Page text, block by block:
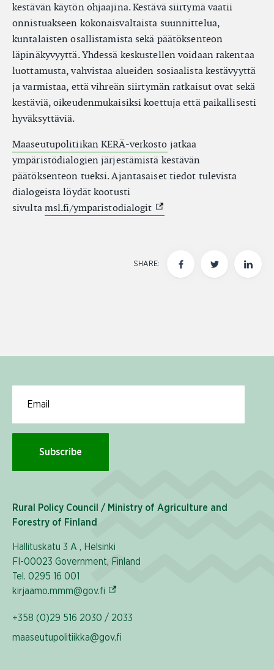
kestävän käytön ohjaajina. Kestävä siirtymä vaatii
onnistuakseen kokonaisvaltaista suunnittelua,
kuntalaisten osallistamista sekä päätöksenteon
läpinäkyvyyttä. Yhdessä keskustellen voidaan rakentaa
luottamusta, vahvistaa alueiden sosiaalista kestävyyttä
ja varmistaa, että vihreän siirtymän ratkaisut ovat sekä
kestäviä, oikeudenmukaisiksi koettuja että paikallisesti
hyväksyttäviä.
Maaseutupolitiikan KERÄ-verkosto jatkaa
ympäristödialogien järjestämistä kestävän
päätöksenteon tueksi. Ajantasaiset tiedot tulevista
dialogeista löydät kootusti
sivultamsl.fi/ymparistodialogit (External link)
SHARE:
Subscribe
Rural Policy Council / Ministry of Agriculture and
Forestry of Finland
Hallituskatu 3 A , Helsinki
FI-00023 Government, Finland
Tel. 0295 16 001
kirjaamo.mmm@gov.fi (External link)
+358 (0)29 516 2030 / 2033
maaseutupolitiikka@gov.fi